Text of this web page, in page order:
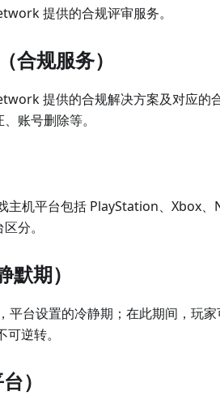
提供的合规评审服务。
规服务）
提供的合规解决方案及对应的
账号删除等。
主机平台包括 PlayStation、Xbox
分。
期）
平台设置的冷静期；在此期间，玩
逆转。
）